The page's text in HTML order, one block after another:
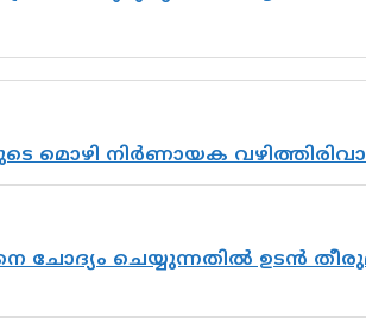
മൊഴി നിർണായക
ചെയ്യുന്നതിൽ ഉടൻ